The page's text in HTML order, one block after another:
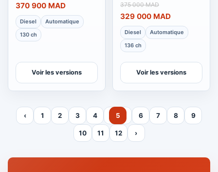
370 900 MAD
Diesel
Automatique
130 ch
Voir les versions
375 000 MAD
329 000 MAD
Diesel
Automatique
136 ch
Voir les versions
‹ 1 2 3 4 5 6 7 8 9
10 11 12 ›